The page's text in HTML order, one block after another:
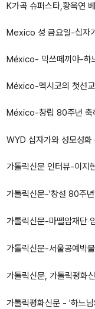
K가곡 슈퍼스타,황옥연
Mexico 성 금요일-십자
México- 믹쓰떼끼야-하
México-멕시코의 첫선
México-창립 80주년
WYD 십자가와 성모성화
가톨릭신문 인터뷰-이지
가톨릭신문-'창설 80주
가톨릭신문-마뗄암재단
가톨릭신문-서울공예박
가톨릭신문, 가톨릭평화
가톨릭평화신문 - '하느